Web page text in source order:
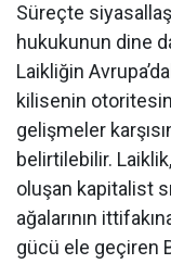
Süreçte
hukukunun dine
Laikliğin
kilisenin
gelişmeler
belirtilebilir.
oluşan kapitalist
ağalarının
gücü ele geçiren